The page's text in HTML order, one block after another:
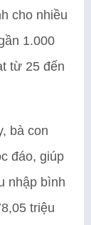
cho nhiều
1.000
từ 25 đến
bà con
đáo, giúp
nhập bình
triệu